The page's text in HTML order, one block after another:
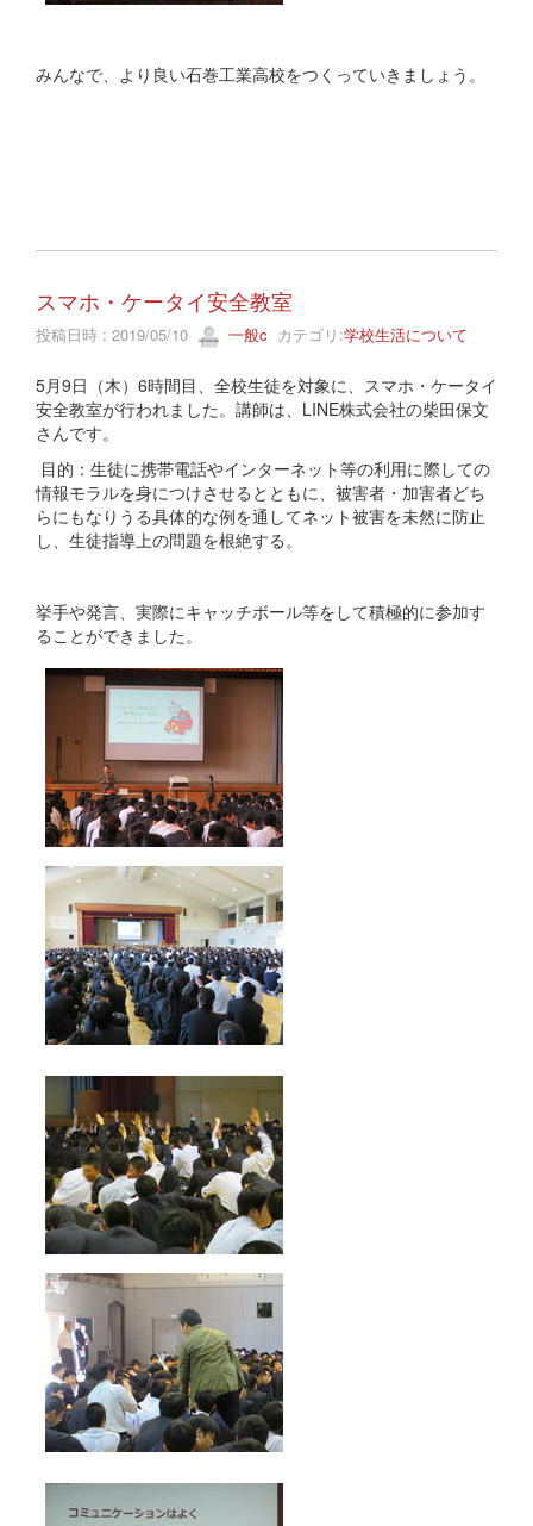
みんなで、より良い石巻工業高校をつくっていきましょう。
スマホ・ケータイ安全教室
投稿日時 : 2019/05/10 一般c カテゴリ:学校生活について
5月9日（木）6時間目、全校生徒を対象に、スマホ・ケータイ
安全教室が行われました。講師は、LINE株式会社の柴田保文
さんです。
目的：生徒に携帯電話やインターネット等の利用に際しての
情報モラルを身につけさせるとともに、被害者・加害者どち
らにもなりうる具体的な例を通してネット被害を未然に防止
し、生徒指導上の問題を根絶する。
挙手や発言、実際にキャッチボール等をして積極的に参加す
ることができました。